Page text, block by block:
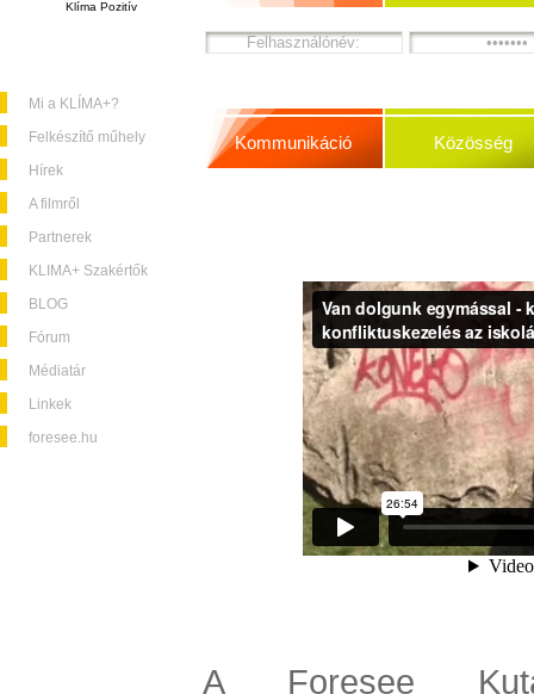
Klíma Pozitív
Mi a KLÍMA+?
Felkészítő műhely
Hírek
A filmről
Partnerek
KLIMA+ Szakértők
BLOG
Fórum
Médiatár
Linkek
foresee.hu
Kommunikáció Közösség
A Foresee